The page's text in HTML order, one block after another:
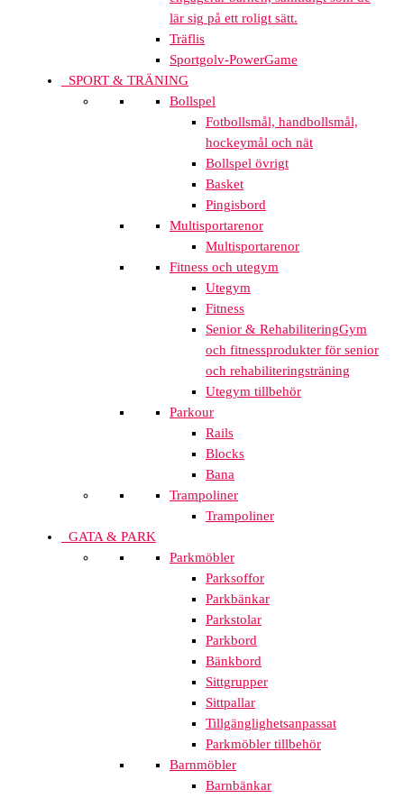
lär sig på ett roligt sätt.
Träflis
Sportgolv-PowerGame
SPORT & TRÄNING
Bollspel
Fotbollsmål, handbollsmål,
hockeymål och nät
Bollspel övrigt
Basket
Pingisbord
Multisportarenor
Multisportarenor
Fitness och utegym
Utegym
Fitness
Senior & RehabiliteringGym
och fitnessprodukter för senior
och rehabiliteringsträning
Utegym tillbehör
Parkour
Rails
Blocks
Bana
Trampoliner
Trampoliner
GATA & PARK
Parkmöbler
Parksoffor
Parkbänkar
Parkstolar
Parkbord
Bänkbord
Sittgrupper
Sittpallar
Tillgänglighetsanpassat
Parkmöbler tillbehör
Barnmöbler
Barnbänkar